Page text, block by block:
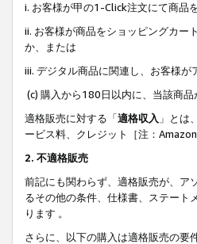
i. お客様が甲の1-Click注文にて商品
ii. お客様が商品をショッピングカー
か、または
iii. デジタル商品に関連し、お客様
(c) 購入から180日以内に、当該商
適格販売に対する「適格収入 」とは
ービス料、クレジット［注：
2. 不適格販売
前記にも関わらず、適格販売が、ア
るその他の条件、仕様書、ステート
ります 。
さらに、以下の購入は適格販売の要